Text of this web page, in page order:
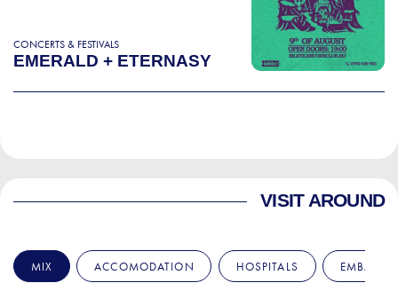
CONCERTS & FESTIVALS
EMERALD + ETERNASY
VISIT AROUND
MIX ACCOMODATION HOSPITALS